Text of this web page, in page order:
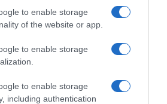
to enable storage
of the website or app.
to enable storage
to enable storage
including authentication